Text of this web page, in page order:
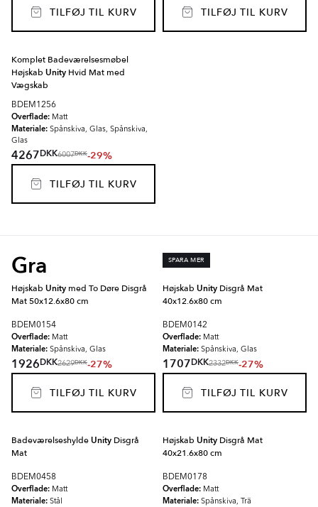
TILFØJ TIL KURV TILFØJ TIL KURV
Komplet Badeværelsesmøbel
Højskab Unity Hvid Mat med
Vægskab
BDEM1256
Overflade: Matt
Materiale: Spånskiva, Glas, Spånskiva,
Glas
4267DKK6007DKK-29%
TILFØJ TIL KURV
Gra
Højskab Unity med To Døre Disgrå
Mat 50x12.6x80 cm
BDEM0154
Overflade: Matt
Materiale: Spånskiva, Glas
1926DKK2629DKK-27%
TILFØJ TIL KURV
SPARA MER
Højskab Unity Disgrå Mat
40x12.6x80 cm
BDEM0142
Overflade: Matt
Materiale: Spånskiva, Glas
1707DKK2332DKK-27%
TILFØJ TIL KURV
BadeværelseshyldeUnity Disgrå
Mat
BDEM0458
Overflade: Matt
Materiale: Stål
Højskab Unity Disgrå Mat
40x21.6x80 cm
BDEM0178
Overflade: Matt
Materiale: Spånskiva, Trä